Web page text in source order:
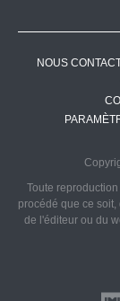
NOUS
Toute
procédé que ce
de l'éditeur ou du